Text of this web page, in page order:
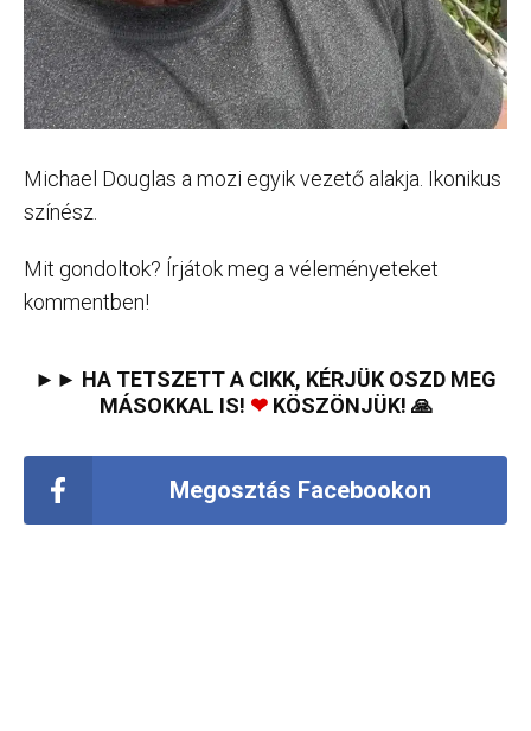
Michael Douglas a mozi egyik vezető alakja. Ikonikus
színész.
Mit gondoltok? Írjátok meg a véleményeteket
kommentben!
►► HA TETSZETT A CIKK, KÉRJÜK OSZD MEG
MÁSOKKAL IS! ❤KÖSZÖNJÜK! 🙏
Megosztás Facebookon